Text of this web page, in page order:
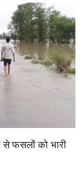
से फसलों को भारी